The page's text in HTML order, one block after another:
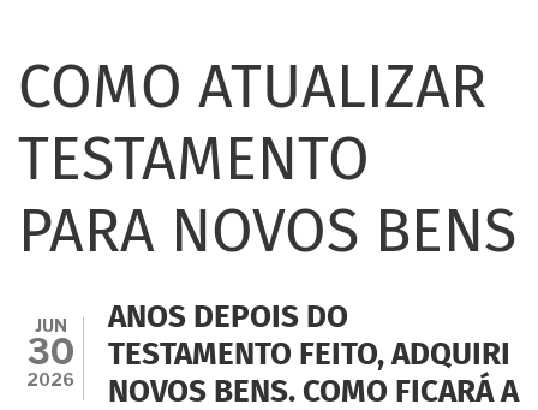
COMO ATUALIZAR
TESTAMENTO
PARA NOVOS BENS
JUN
30
2026
ANOS DEPOIS DO
TESTAMENTO FEITO, ADQUIRI
NOVOS BENS. COMO FICARÁ A